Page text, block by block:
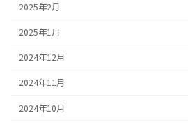
2025年2月
2025年1月
2024年12月
2024年11月
2024年10月